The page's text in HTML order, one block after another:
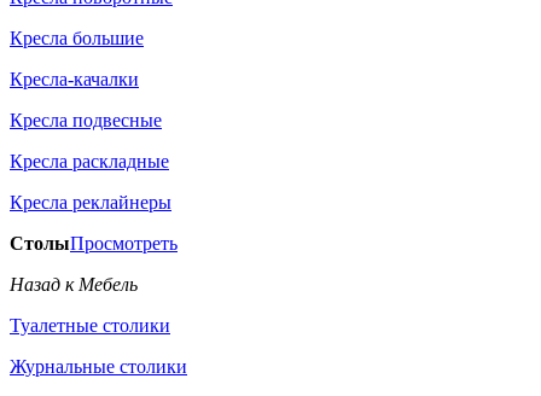
Кресла большие
Кресла-качалки
Кресла подвесные
Кресла раскладные
Кресла реклайнеры
СтолыПросмотреть
Назад к Мебель
Туалетные столики
Журнальные столики